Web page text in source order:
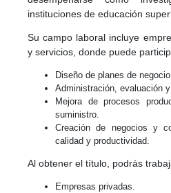
instituciones de educación
Su campo laboral incluye
y servicios, donde puede
Diseño de planes de
Administración, evaluación
Mejora de procesos
suministro.
Creación de negocios y
calidad y productividad.
Al obtener el título, podrás
Empresas privadas.